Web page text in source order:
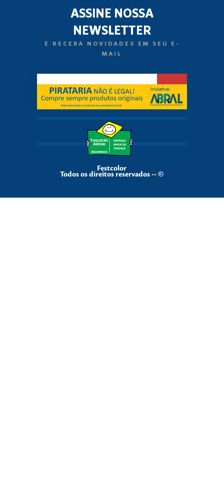
ASSINE NOSSA
NEWSLETTER
E RECEBA NOVIDADES EM SEU E-
MAIL
Festcolor
Todos os direitos reservados -- ©